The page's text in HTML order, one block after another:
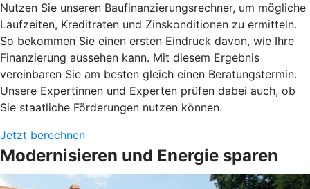
Nutzen Sie unseren Baufinanzierungsrechner, um mögliche
Laufzeiten, Kreditraten und Zinskonditionen zu ermitteln.
So bekommen Sie einen ersten Eindruck davon, wie Ihre
Finanzierung aussehen kann. Mit diesem Ergebnis
vereinbaren Sie am besten gleich einen Beratungstermin.
Unsere Expertinnen und Experten prüfen dabei auch, ob
Sie staatliche Förderungen nutzen können.
Jetzt berechnen
Modernisieren und Energie sparen